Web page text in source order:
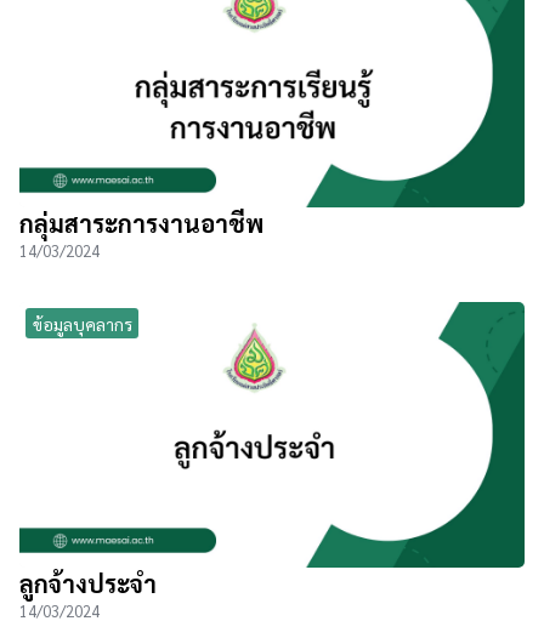
กลุ่มสาระการงานอาชีพ
14/03/2024
ข้อมูลบุคลากร
ลูกจ้างประจำ
14/03/2024